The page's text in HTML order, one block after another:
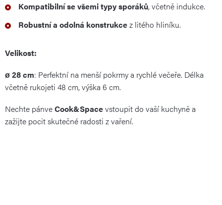
Kompatibilní se všemi typy sporáků, včetně indukce.
Robustní a odolná konstrukcez litého hliníku.
Velikost:
ø 28 cm: Perfektní na menší pokrmy a rychlé večeře. Délka
včetně rukojeti 48 cm, výška 6 cm.
Nechte pánveCook&Spacevstoupit do vaší kuchyně a
zažijte pocit skutečné radosti z vaření.